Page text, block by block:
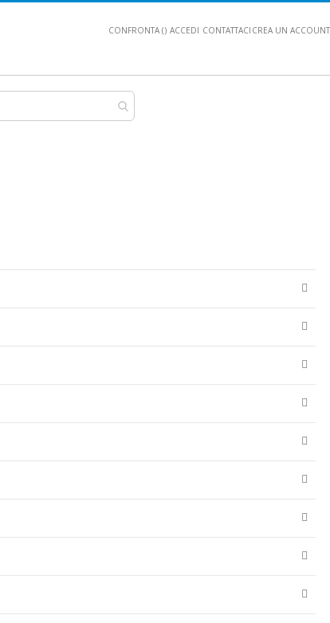
CONFRONTA () ACCEDI CONTATTACI CREA UN ACCOUNT